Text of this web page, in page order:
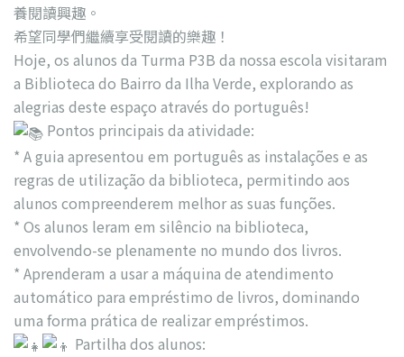
養閱讀興趣。
希望同學們繼續享受閱讀的樂趣！
Hoje, os alunos da Turma P3B da nossa escola visitaram
a Biblioteca do Bairro da Ilha Verde, explorando as
alegrias deste espaço através do português!
Pontos principais da atividade:
* A guia apresentou em português as instalações e as
regras de utilização da biblioteca, permitindo aos
alunos compreenderem melhor as suas funções.
* Os alunos leram em silêncio na biblioteca,
envolvendo-se plenamente no mundo dos livros.
* Aprenderam a usar a máquina de atendimento
automático para empréstimo de livros, dominando
uma forma prática de realizar empréstimos.
Partilha dos alunos: